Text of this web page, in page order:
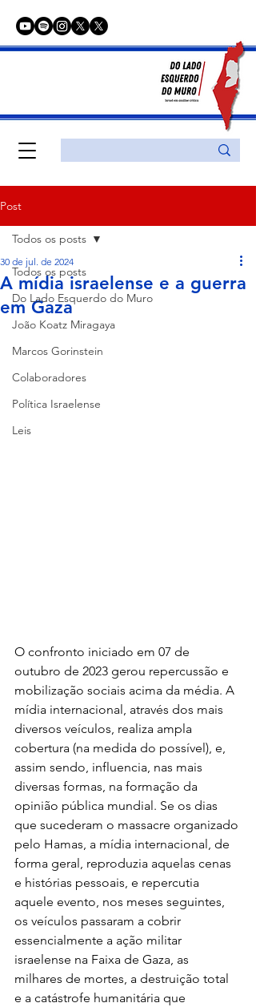
Post
Todos os posts
Do Lado Esquerdo do Muro
João Koatz Miragaya
Marcos Gorinstein
Colaboradores
Política Israelense
Leis
Todos os posts
A mídia israelense e a guerra
em Gaza
30 de jul. de 2024
O confronto iniciado em 07 de
outubro de 2023 gerou repercussão e
mobilização sociais acima da média. A
mídia internacional, através dos mais
diversos veículos, realiza ampla
cobertura (na medida do possível), e,
assim sendo, influencia, nas mais
diversas formas, na formação da
opinião pública mundial. Se os dias
que sucederam o massacre organizado
pelo Hamas, a mídia internacional, de
forma geral, reproduzia aquelas cenas
e histórias pessoais, e repercutia
aquele evento, nos meses seguintes,
os veículos passaram a cobrir
essencialmente a ação militar
israelense na Faixa de Gaza, as
milhares de mortes, a destruição total
e a catástrofe humanitária que